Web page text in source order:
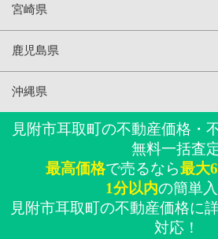
宮崎県
鹿児島県
沖縄県
見附市耳取町の不動産価格・
無料一括査
最高価格で売るなら最大
1分以内の簡単入
見附市耳取町の不動産価格に
対応！